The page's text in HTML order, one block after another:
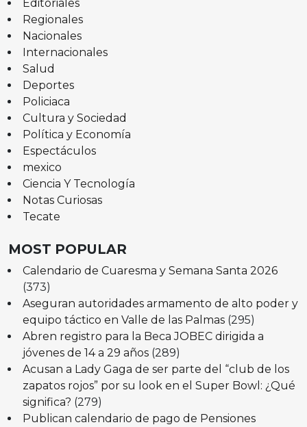
Editoriales
Regionales
Nacionales
Internacionales
Salud
Deportes
Policiaca
Cultura y Sociedad
Política y Economía
Espectáculos
mexico
Ciencia Y Tecnología
Notas Curiosas
Tecate
MOST POPULAR
Calendario de Cuaresma y Semana Santa 2026
(373)
Aseguran autoridades armamento de alto poder y
equipo táctico en Valle de las Palmas (295)
Abren registro para la Beca JOBEC dirigida a
jóvenes de 14 a 29 años (289)
Acusan a Lady Gaga de ser parte del “club de los
zapatos rojos” por su look en el Super Bowl: ¿Qué
significa? (279)
Publican calendario de pago de Pensiones